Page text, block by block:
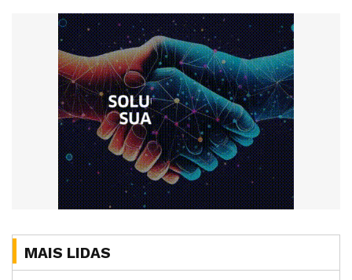
MAIS LIDAS